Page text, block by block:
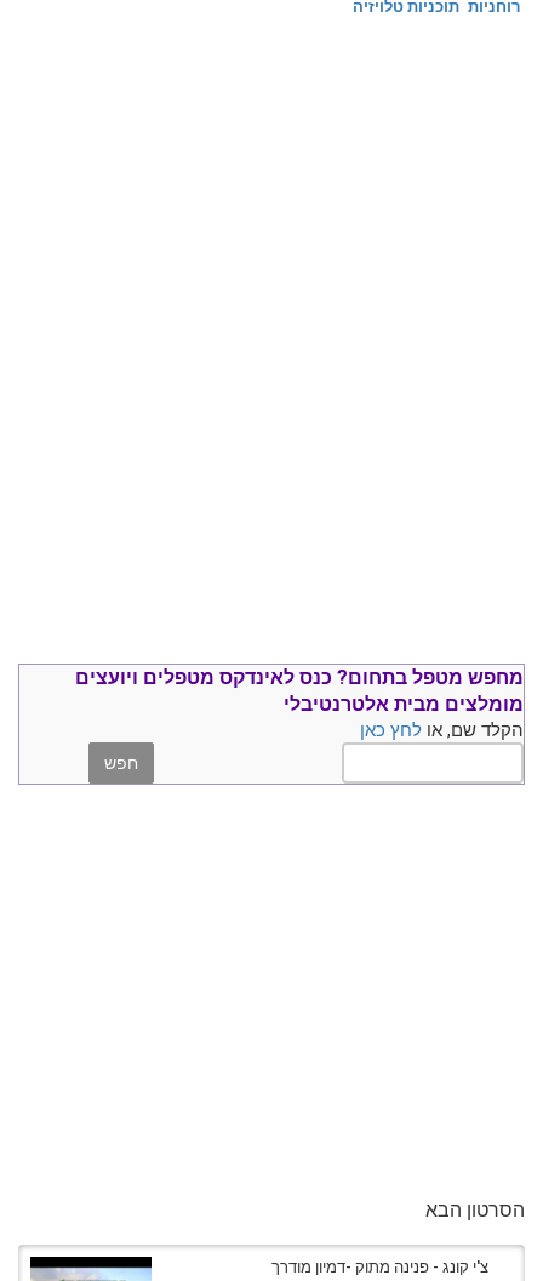
רוחניות תוכניות טלויזיה
מחפש מטפל בתחום? כנס לאינדקס מטפלים ויועצים
מומלצים מבית אלטרנטיבלי
הקלד שם, או לחץ כאן
הסרטון הבא
צ'י קונג - פנינה מתוק -דמיון מודרך